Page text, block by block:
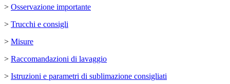
> Osservazione importante
> Trucchi e consigli
> Misure
> Raccomandazioni di lavaggio
> Istruzioni e parametri di sublimazione consigliati